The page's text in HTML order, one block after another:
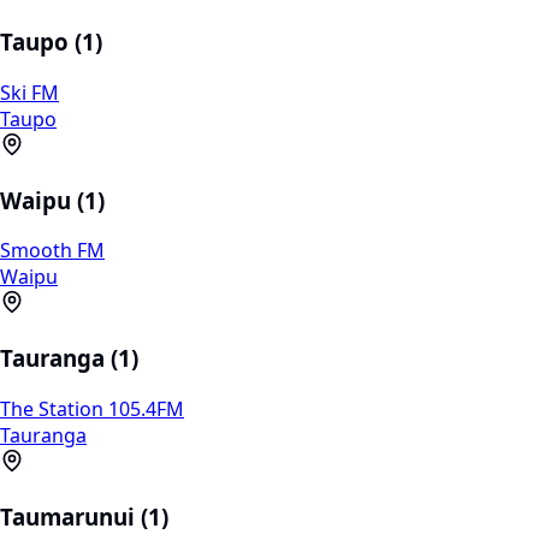
Taupo (1)
Ski FM
Taupo
Waipu (1)
Smooth FM
Waipu
Tauranga (1)
The Station 105.4FM
Tauranga
Taumarunui (1)